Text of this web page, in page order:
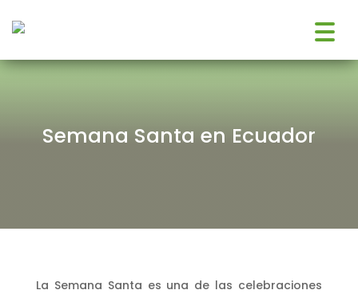
Semana Santa en Ecuador
La Semana Santa es una de las celebraciones